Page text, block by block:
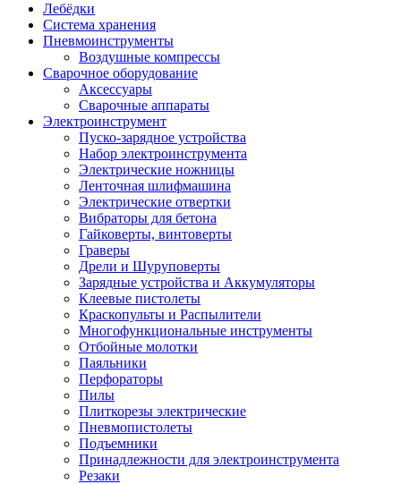
Лебёдки
Система хранения
Пневмоинструменты
Воздушные компрессы
Сварочное оборудование
Аксессуары
Сварочные аппараты
Электроинструмент
Пуско-зарядное устройства
Набор электроинструмента
Электрические ножницы
Ленточная шлифмашина
Электрические отвертки
Вибраторы для бетона
Гайковерты, винтоверты
Граверы
Дрели и Шуруповерты
Зарядные устройства и Аккумуляторы
Клеевые пистолеты
Краскопульты и Распылители
Многофункциональные инструменты
Отбойные молотки
Паяльники
Перфораторы
Пилы
Плиткорезы электрические
Пневмопистолеты
Подъемники
Принадлежности для электроинструмента
Резаки